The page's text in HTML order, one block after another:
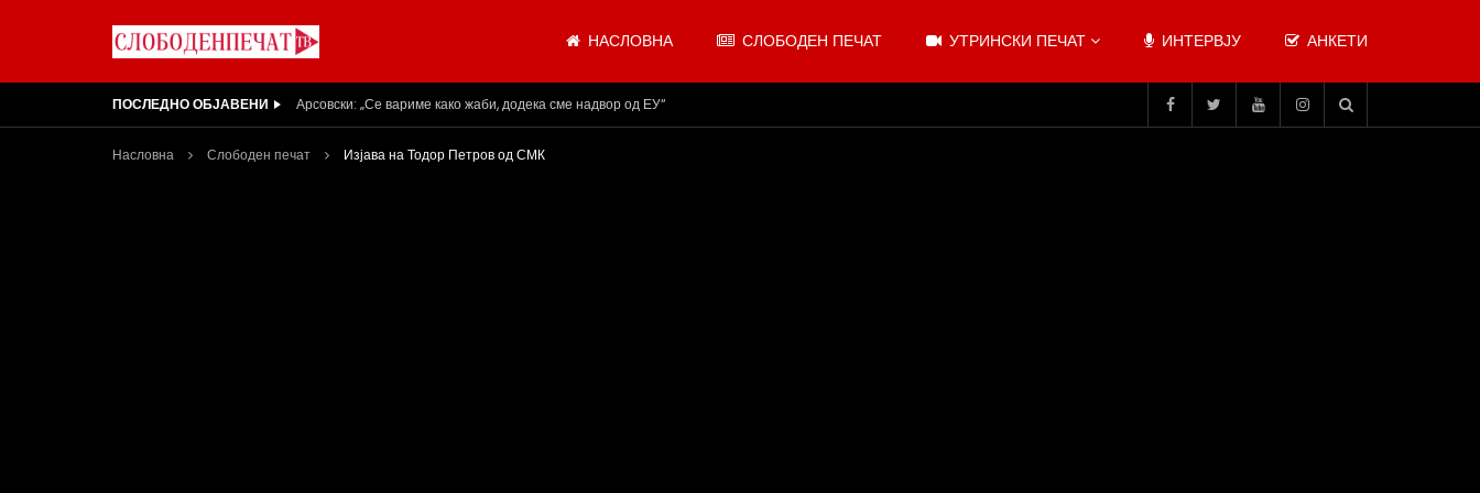
НАСЛОВНА СЛОБОДЕН ПЕЧАТ УТРИНСКИ ПЕЧАТ ИНТЕРВЈУ АНКЕТИ
ПОСЛЕДНО ОБЈАВЕНИ Вести на „Слободен Печат“ 05.08.2026
Насловна Слободен печат Изјава на Тодор Петров од СМК